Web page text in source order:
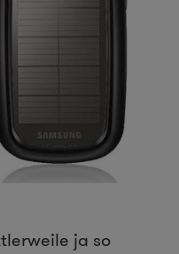
ja so